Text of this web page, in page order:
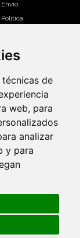
de
web, para
analizar
y para
de
web, para
analizar
y para
Envío
Política
de